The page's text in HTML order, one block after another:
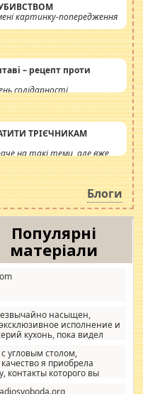
картинку-попередження
– рецепт проти
солідарності
ТРІЄЧНИКАМ
на такі теми, але вже
інсенуації
питання. Штучно
катастрофа.
Блоги
Популярні
матеріали
насыщен,
исполнение и
кухонь, пока видел
и что главное -
наворотов удорожающих
угловым столом,
я приобрела
контакты которого вы